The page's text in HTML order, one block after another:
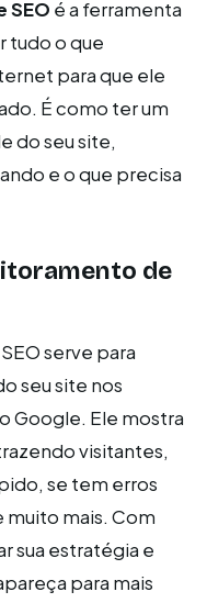
SEO é a ferramenta
tudo o que
para que ele
É como ter um
do seu site,
e o que precisa
de
serve para
seu site nos
Google. Ele mostra
visitantes,
se tem erros
muito mais. Com
sua estratégia e
para mais